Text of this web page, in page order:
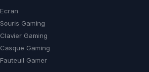
Ecran
Souris Gaming
Clavier Gaming
Casque Gaming
Fauteuil Gamer